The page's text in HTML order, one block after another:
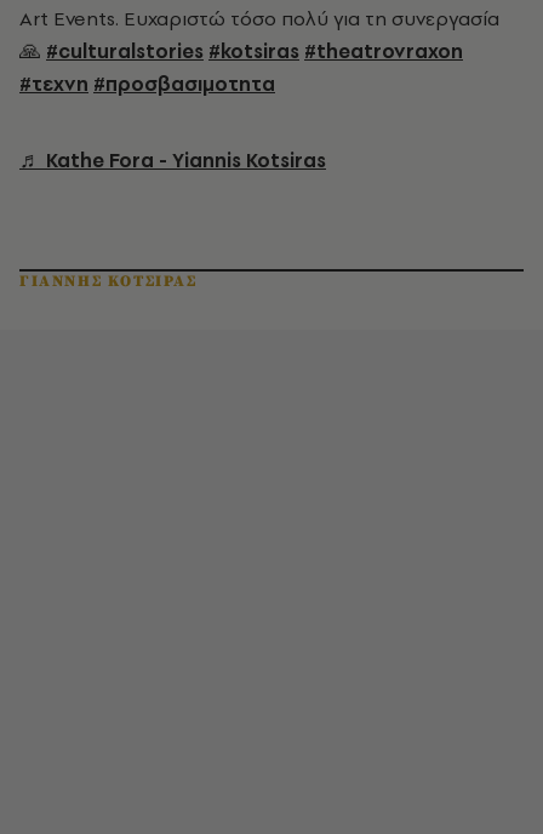
Art Events. Ευχαριστώ τόσο πολύ για τη συνεργασία
🙏 #culturalstories #kotsiras #theatrovraxon
#τεχνη #προσβασιμοτητα
♬ Kathe Fora - Yiannis Kotsiras
ΓΙΑΝΝΗΣ ΚΟΤΣΙΡΑΣ